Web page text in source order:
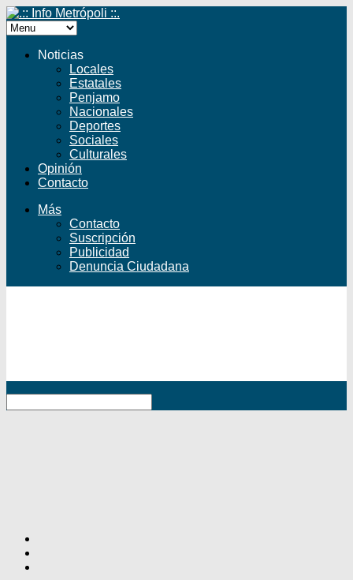
Noticias
Locales
Estatales
Penjamo
Nacionales
Deportes
Sociales
Culturales
Opinión
Contacto
Más
Contacto
Suscripción
Publicidad
Denuncia Ciudadana